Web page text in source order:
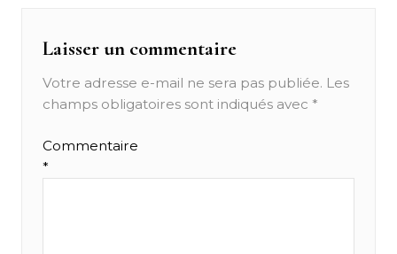
Laisser un commentaire
Votre adresse e-mail ne sera pas publiée. Les
champs obligatoires sont indiqués avec *
Commentaire
*